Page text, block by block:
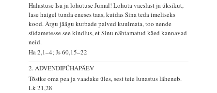
Halastuse Isa ja lohutuse Jumal! Lohuta vaeslast ja üksikut,
lase haigel tunda eneses taas, kuidas Sina teda imeliseks
kood. Ärgu jäägu kurbade palved kuulmata, too nende
südametesse see kindlus, et Sinu nähtamatud käed kannavad
neid.
Ha 2,1–4; Js 60,15–22
2. ADVENDIPÜHAPÄEV
Tõstke oma pea ja vaadake üles, sest teie lunastus läheneb.
Lk 21,28